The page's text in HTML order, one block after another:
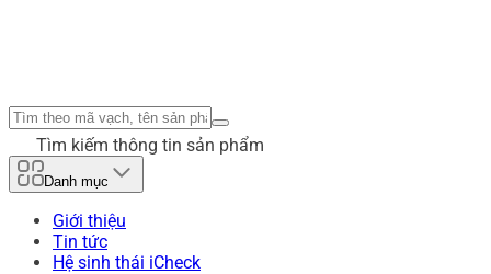
Tìm kiếm thông tin sản phẩm
Danh mục
Giới thiệu
Tin tức
Hệ sinh thái iCheck